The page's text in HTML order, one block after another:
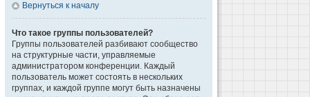
Вернуться к началу
Что такое группы пользователей?
Группы пользователей разбивают сообщество
на структурные части, управляемые
администратором конференции. Каждый
пользователь может состоять в нескольких
группах, и каждой группе могут быть назначены